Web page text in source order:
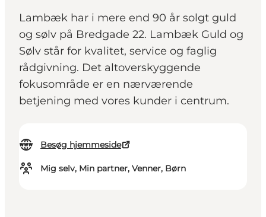
Lambæk har i mere end 90 år solgt guld
og sølv på Bredgade 22. Lambæk Guld og
Sølv står for kvalitet, service og faglig
rådgivning. Det altoverskyggende
fokusområde er en nærværende
betjening med vores kunder i centrum.
Besøg hjemmeside
Mig selv, Min partner, Venner, Børn